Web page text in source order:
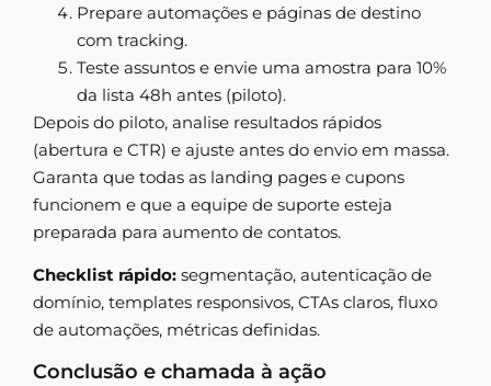
Prepare automações e páginas de destino
com tracking.
Teste assuntos e envie uma amostra para 10%
da lista 48h antes (piloto).
Depois do piloto, analise resultados rápidos
(abertura e CTR) e ajuste antes do envio em massa.
Garanta que todas as landing pages e cupons
funcionem e que a equipe de suporte esteja
preparada para aumento de contatos.
Checklist rápido: segmentação, autenticação de
domínio, templates responsivos, CTAs claros, fluxo
de automações, métricas definidas.
Conclusão e chamada à ação